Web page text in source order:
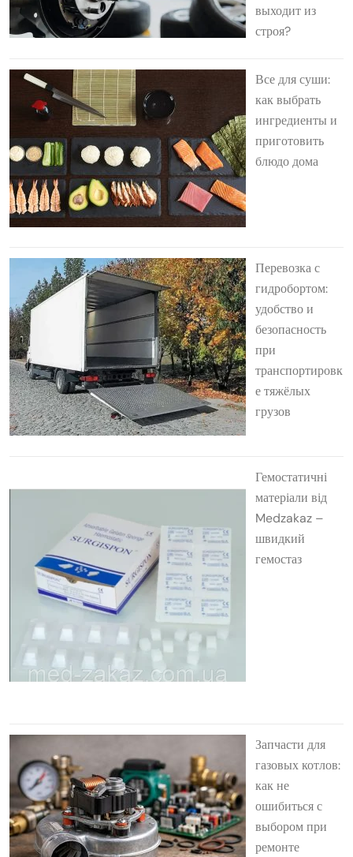
выходит из
строя?
Все для суши:
как выбрать
ингредиенты и
приготовить
блюдо дома
Перевозка с
гидробортом:
удобство и
безопасность
при
транспортировк
е тяжёлых
грузов
Гемостатичні
матеріали від
Medzakaz –
швидкий
гемостаз
Запчасти для
газовых котлов:
как не
ошибиться с
выбором при
ремонте